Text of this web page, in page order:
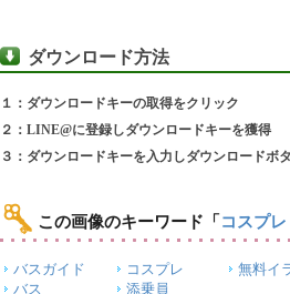
ダウンロード方法
１：ダウンロードキーの取得をクリック
２：LINE@に登録しダウンロードキーを獲得
３：ダウンロードキーを入力しダウンロードボ
この画像のキーワード 「 コスプ
バスガイド コスプレ 無料イ
バス
添乗員